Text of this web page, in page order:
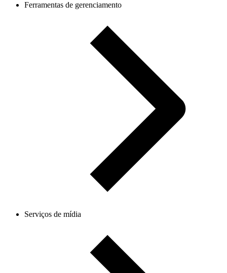
Ferramentas de gerenciamento
Serviços de mídia